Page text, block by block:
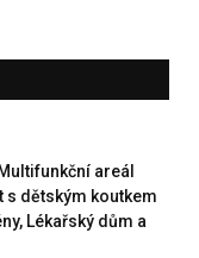
areál
s dětským koutkem
Lékařský dům a